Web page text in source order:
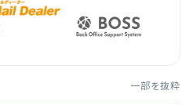
一部を抜粋